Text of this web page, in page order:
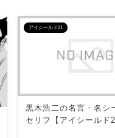
アイシールド21
黒木浩二の名言・名シ
セリフ【アイシールド